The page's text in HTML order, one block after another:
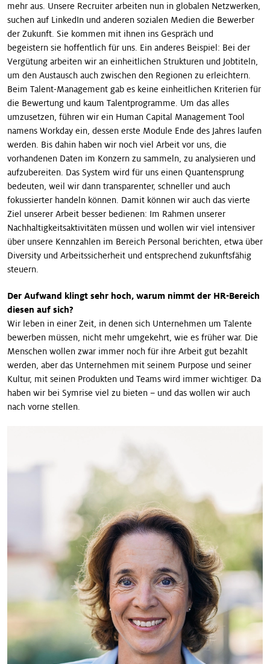
mehr aus. Unsere Recruiter arbeiten nun in globalen Netzwerken,
suchen auf LinkedIn und anderen sozialen Medien die Bewerber
der Zukunft. Sie kommen mit ihnen ins Gespräch und
begeistern sie hoffentlich für uns. Ein anderes Beispiel: Bei der
Ver­gütung arbeiten wir an einheitlichen Strukturen und Jobtiteln,
um den Austausch auch zwischen den Regionen zu erleichtern.
Beim Talent-Management gab es keine einheitlichen Kriterien für
die Bewertung und kaum Talentprogramme. Um das alles
umzusetzen, führen wir ein Human Capital Management Tool
namens Workday ein, dessen erste Module Ende des ­Jahres laufen
werden. Bis dahin haben wir noch viel Arbeit vor uns, die
vorhandenen Daten im Konzern zu sammeln, zu analysieren und
aufzubereiten. Das System wird für uns einen Quantensprung
bedeuten, weil wir dann transparenter, schneller und auch
fokussierter handeln können. Damit können wir auch das vierte
Ziel unserer Arbeit besser bedienen: Im Rahmen unserer
Nachhaltigkeitsaktivitäten müssen und wollen wir viel intensiver
über unsere Kennzahlen im Bereich Personal berichten, etwa über
Diversity und Arbeitssicherheit und entsprechend zukunftsfähig
steuern.
Der Aufwand klingt sehr hoch, warum nimmt der HR-Bereich
diesen auf sich?
Wir leben in einer Zeit, in denen sich Unternehmen um Talente
bewerben müssen, nicht mehr umgekehrt, wie es früher war. Die
Menschen wollen zwar immer noch für ihre Arbeit gut bezahlt
werden, aber das Unternehmen mit seinem Purpose und seiner
Kultur, mit seinen Produkten und Teams wird immer wichtiger. Da
haben wir bei Symrise viel zu bieten – und das wollen wir auch
nach vorne stellen.